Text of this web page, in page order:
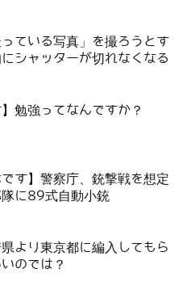
っている写真」を撮ろうとす
シャッターが切れなくなる
】勉強ってなんですか？
です】警察庁、銃撃戦を想定
隊に89式自動小銃
より東京都に編入してもら
のでは？